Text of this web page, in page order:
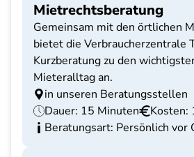
Mietrechtsberatung
Gemeinsam mit den örtlichen
bietet die Verbraucherzentrale
Kurzberatung zu den
Mieteralltag an.
in unseren Beratungsstellen
Dauer: 15 Minuten
Kosten:
Beratungsart: Persönlich vor